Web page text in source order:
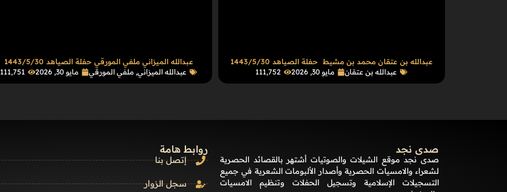
عبدالله بن عتقان محمد بن مشيط حفلة الصياهد 1443/5/30
عبدالله بن عتقان
مايو 30, 2026 111٬752
عبدالله الميزاني ملفي المورقي حفلة الصياهد 1443/5/30
عبدالله الميزاني, ملفي المورقي مايو 30, 2026 111٬751
صدى نجد
صدى نجد موقع الشيلات والصوتيات أشتهر بالقصائد الحصرية
لشعراء والامسيات الحصرية وأصدار الألبومات الشعرية في جميع
التسجيلات الإسلامية وتسجيل الحفلات وتنظيم الامسيات
روابط هامة
إتصل بنا
سجل الزوار